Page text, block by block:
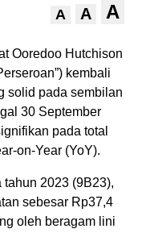
A A A
Ooredoo Hutchison
kembali
solid pada sembilan
30 September
pada total
on-Year (YoY).
2023 (9B23),
sebesar Rp37,4
oleh beragam lini